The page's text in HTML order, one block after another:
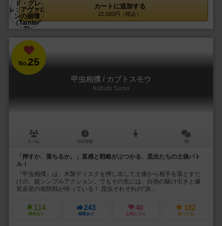
カートに追加する
22,000円（税込）
No.25
甲虫相撲 / カブトスモウ
Kabuto Sumo
2～4人 15分前後 7件
「押すか、落ちるか。」直感と戦略がぶつかる、昆虫たちの土俵バト
ル！
『甲虫相撲』は、木製ディスクを押し出して土俵から相手を落とすだ
けの、超シンプルアクション。でもその先には、白熱の駆け引きと爆
笑必至の攻防戦が待っている！ 昆虫それぞれの“決...
114
興味あり
243
経験あり
40
お気に入り
182
持ってる